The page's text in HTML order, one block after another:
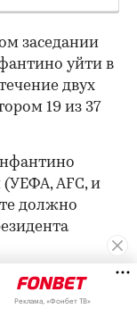
заседании
уйти в
двух
19 из 37
AFC, и
должно
—
Реклама, «Фонбет ТВ»